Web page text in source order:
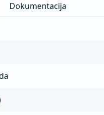
Dokumentacija